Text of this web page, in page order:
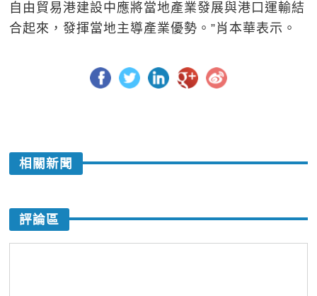
自由貿易港建設中應將當地產業發展與港口運輸結
合起來，發揮當地主導產業優勢。”肖本華表示。
相關新聞
評論區